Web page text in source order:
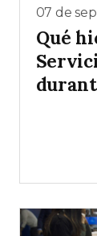
07 de
Qué